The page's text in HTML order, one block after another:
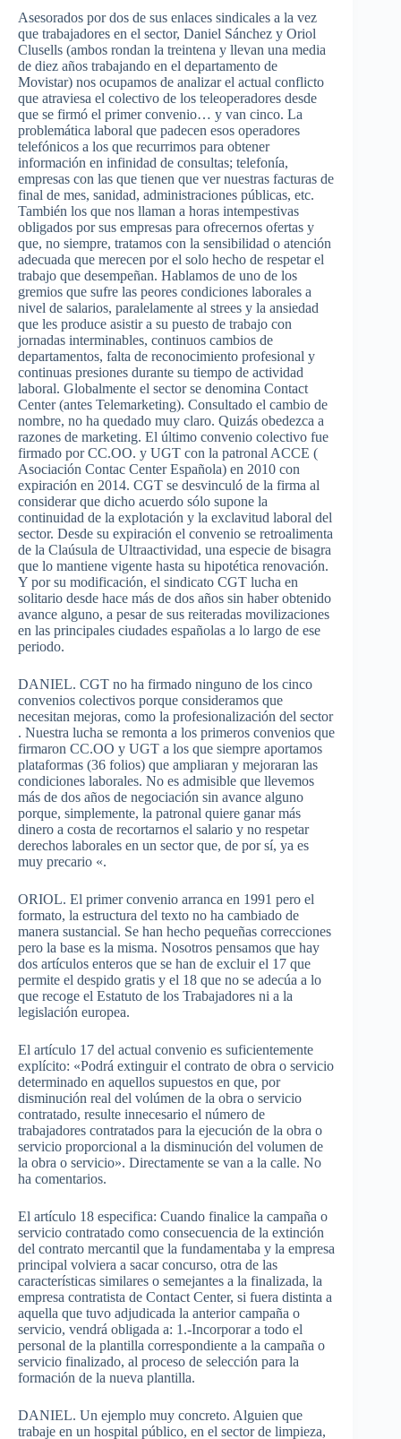
Asesorados por dos de sus enlaces sindicales a la vez
que trabajadores en el sector, Daniel Sánchez y Oriol
Clusells (ambos rondan la treintena y llevan una media
de diez años trabajando en el departamento de
Movistar) nos ocupamos de analizar el actual conflicto
que atraviesa el colectivo de los teleoperadores desde
que se firmó el primer convenio… y van cinco. La
problemática laboral que padecen esos operadores
telefónicos a los que recurrimos para obtener
información en infinidad de consultas; telefonía,
empresas con las que tienen que ver nuestras facturas de
final de mes, sanidad, administraciones públicas, etc.
También los que nos llaman a horas intempestivas
obligados por sus empresas para ofrecernos ofertas y
que, no siempre, tratamos con la sensibilidad o atención
adecuada que merecen por el solo hecho de respetar el
trabajo que desempeñan. Hablamos de uno de los
gremios que sufre las peores condiciones laborales a
nivel de salarios, paralelamente al strees y la ansiedad
que les produce asistir a su puesto de trabajo con
jornadas interminables, continuos cambios de
departamentos, falta de reconocimiento profesional y
continuas presiones durante su tiempo de actividad
laboral. Globalmente el sector se denomina Contact
Center (antes Telemarketing). Consultado el cambio de
nombre, no ha quedado muy claro. Quizás obedezca a
razones de marketing. El último convenio colectivo fue
firmado por CC.OO. y UGT con la patronal ACCE (
Asociación Contac Center Española) en 2010 con
expiración en 2014. CGT se desvinculó de la firma al
considerar que dicho acuerdo sólo supone la
continuidad de la explotación y la exclavitud laboral del
sector. Desde su expiración el convenio se retroalimenta
de la Claúsula de Ultraactividad, una especie de bisagra
que lo mantiene vigente hasta su hipotética renovación.
Y por su modificación, el sindicato CGT lucha en
solitario desde hace más de dos años sin haber obtenido
avance alguno, a pesar de sus reiteradas movilizaciones
en las principales ciudades españolas a lo largo de ese
periodo.
DANIEL. CGT no ha firmado ninguno de los cinco
convenios colectivos porque consideramos que
necesitan mejoras, como la profesionalización del sector
. Nuestra lucha se remonta a los primeros convenios que
firmaron CC.OO y UGT a los que siempre aportamos
plataformas (36 folios) que ampliaran y mejoraran las
condiciones laborales. No es admisible que llevemos
más de dos años de negociación sin avance alguno
porque, simplemente, la patronal quiere ganar más
dinero a costa de recortarnos el salario y no respetar
derechos laborales en un sector que, de por sí, ya es
muy precario «.
ORIOL. El primer convenio arranca en 1991 pero el
formato, la estructura del texto no ha cambiado de
manera sustancial. Se han hecho pequeñas correcciones
pero la base es la misma. Nosotros pensamos que hay
dos artículos enteros que se han de excluir el 17 que
permite el despido gratis y el 18 que no se adecúa a lo
que recoge el Estatuto de los Trabajadores ni a la
legislación europea.
El artículo 17 del actual convenio es suficientemente
explícito: «Podrá extinguir el contrato de obra o servicio
determinado en aquellos supuestos en que, por
disminución real del volúmen de la obra o servicio
contratado, resulte innecesario el número de
trabajadores contratados para la ejecución de la obra o
servicio proporcional a la disminución del volumen de
la obra o servicio». Directamente se van a la calle. No
ha comentarios.
El artículo 18 especifica: Cuando finalice la campaña o
servicio contratado como consecuencia de la extinción
del contrato mercantil que la fundamentaba y la empresa
principal volviera a sacar concurso, otra de las
características similares o semejantes a la finalizada, la
empresa contratista de Contact Center, si fuera distinta a
aquella que tuvo adjudicada la anterior campaña o
servicio, vendrá obligada a: 1.-Incorporar a todo el
personal de la plantilla correspondiente a la campaña o
servicio finalizado, al proceso de selección para la
formación de la nueva plantilla.
DANIEL. Un ejemplo muy concreto. Alguien que
trabaje en un hospital público, en el sector de limpieza,